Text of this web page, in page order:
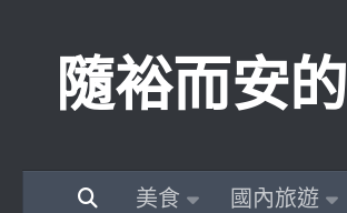
隨裕而安
美食 國內旅遊